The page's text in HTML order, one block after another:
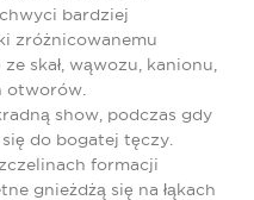
bardziej
zróżnicowanemu
skał, wąwozu, kanionu,
otworów.
show, podczas gdy
do bogatej tęczy.
formacji
gnieżdżą się na łąkach